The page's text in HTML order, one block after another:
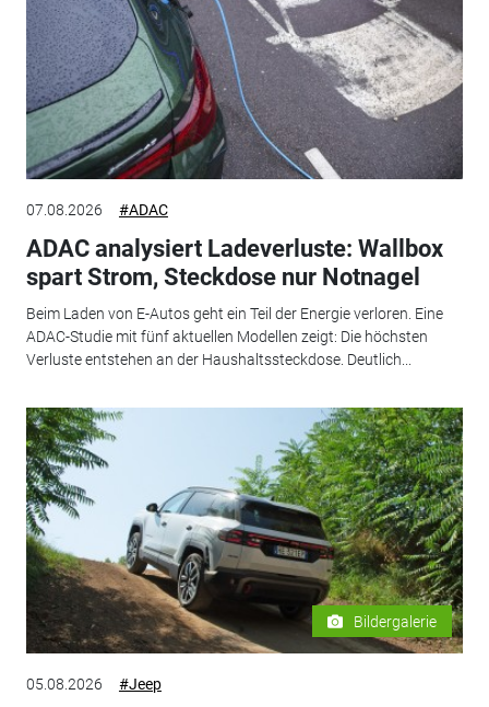
07.08.2026 #ADAC
ADAC analysiert Ladeverluste: Wallbox
spart Strom, Steckdose nur Notnagel
Beim Laden von E-Autos geht ein Teil der Energie verloren. Eine
ADAC-Studie mit fünf aktuellen Modellen zeigt: Die höchsten
Verluste entstehen an der Haushaltssteckdose. Deutlich...
Bildergalerie
05.08.2026 #Jeep